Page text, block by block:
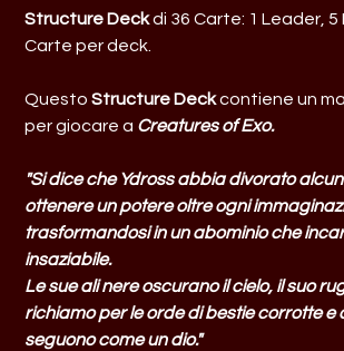
Structure Deckdi 36 Carte: 1 Leader, 5
Carte per deck.
QuestoStructure Deckcontiene un
per giocare a Creatures of Exo.
"Si dice che Ydross abbia divorato
ottenere un potere oltre ogni
trasformandosi in un abominio che
insaziabile.
Le sue ali nere oscurano il cielo, il suo
richiamo per le orde di bestie corrotte e
seguono come un dio."